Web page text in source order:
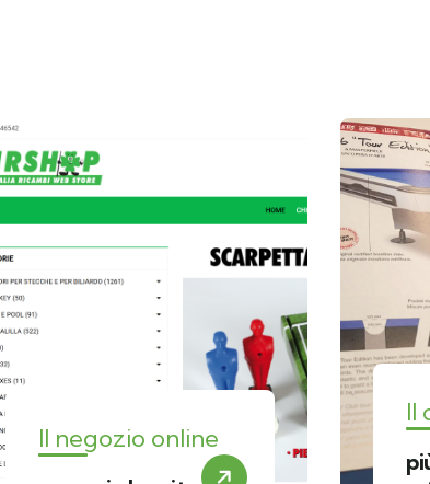
Il negozio online
Il